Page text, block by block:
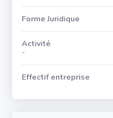
Forme Juridique
Activité
-
Effectif entreprise